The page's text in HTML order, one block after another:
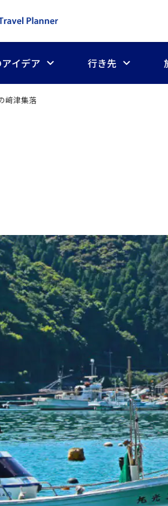
イデア 行き先
﨑津集落